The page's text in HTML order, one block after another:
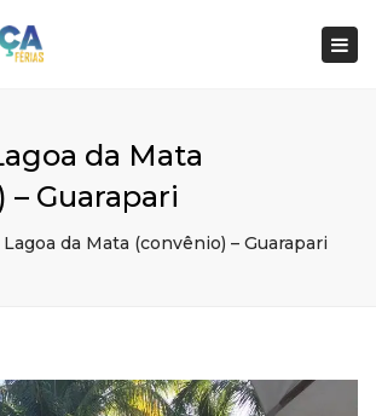
da Mata
– Guarapari
da Mata (convênio) – Guarapari